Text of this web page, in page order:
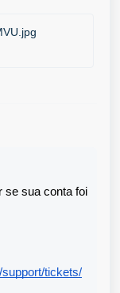
se sua conta foi
tickets/